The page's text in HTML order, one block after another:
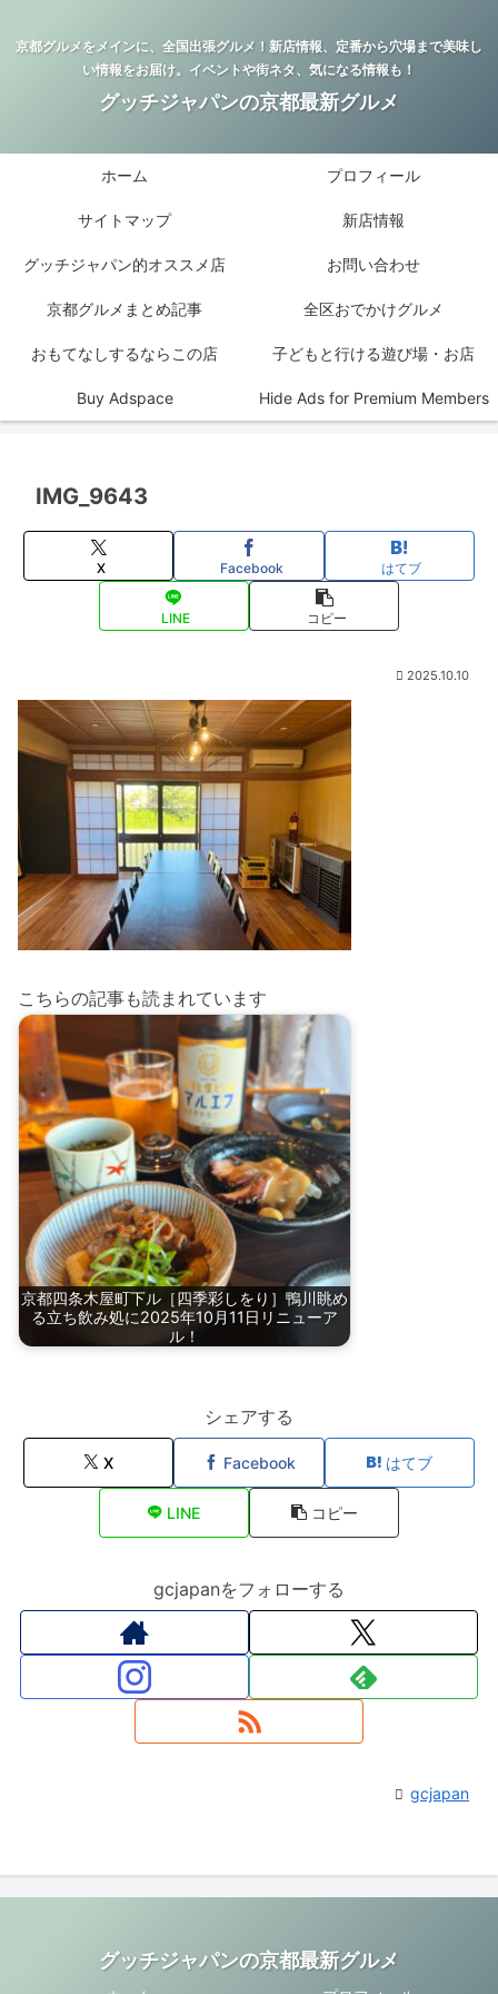
京都グルメをメインに、全国出張グルメ！新店情報、定番から穴場まで美味し
い情報をお届け。イベントや街ネタ、気になる情報も！
グッチジャパンの京都最新グルメ
ホーム プロフィール
サイトマップ 新店情報
グッチジャパン的オススメ店 お問い合わせ
京都グルメまとめ記事 全区おでかけグルメ
おもてなしするならこの店 子どもと行ける遊び場・お店
Buy Adspace Hide Ads for Premium Members
IMG_9643
X Facebook はてブ
LINE コピー
2025.10.10
こちらの記事も読まれています
京都四条木屋町下ル［四季彩しをり］鴨川眺め
る立ち飲み処に2025年10月11日リニューア
ル！
シェアする
X Facebook はてブ
LINE コピー
gcjapanをフォローする
gcjapan
グッチジャパンの京都最新グルメ